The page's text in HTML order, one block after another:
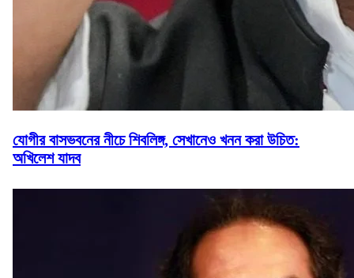
যোগীর বাসভবনের নীচে শিবলিঙ্গ, সেখানেও খনন করা উচিত:
অখিলেশ যাদব